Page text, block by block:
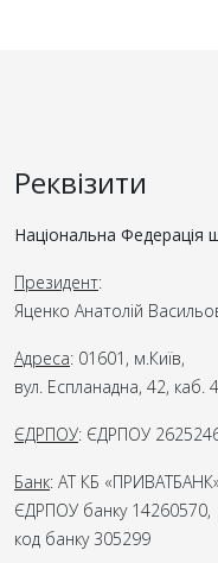
Реквізити
Національна
Президент:
Яценко Анатолій
Адреса: 01601, м.Київ,
вул. Еспланадна, 42, каб.
ЄДРПОУ: ЄДРПОУ
Банк: АТ КБ
ЄДРПОУ банку 14260570,
код банку 305299